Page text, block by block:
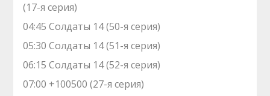
(17-я серия)
04:45 Солдаты 14 (50-я серия)
05:30 Солдаты 14 (51-я серия)
06:15 Солдаты 14 (52-я серия)
07:00 +100500 (27-я серия)